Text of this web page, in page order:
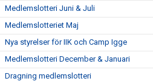
Medlemslotteri Juni & Juli
Medlemslotteriet Maj
Nya styrelser för IIK och Camp Igge
Medlemslotteri December & Januari
Dragning medlemslotteri